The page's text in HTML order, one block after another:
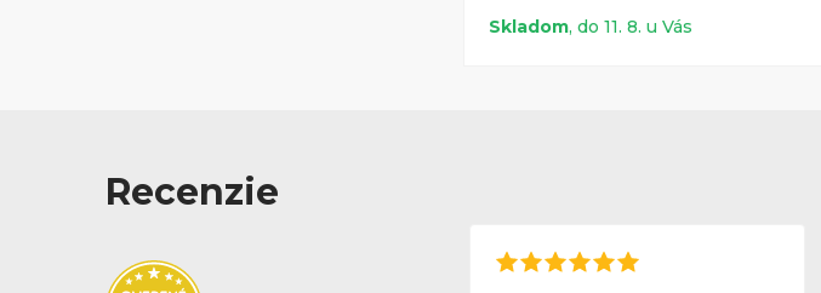
Skladom, do 11. 8. u Vás
Recenzie